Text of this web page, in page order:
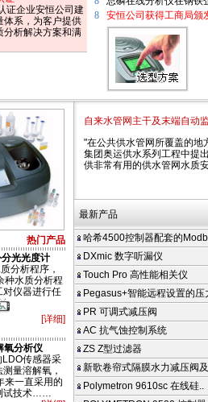
证企业安恒公司建
体系，为客户提供
分析解决方案和满
8
安恒公司获得工商局颁
热门产品
光光度计
分析程序，
种水质分析程
对仪器进行任
[详细]
氧分析仪
传感器采
量溶解氧，
来一直采用的
试技术……
自来水管网主干及末端自动
"在公共供水管网所覆盖的地
集团奥运供水系列工程中提
供非常有用的供水管网水质
最新产品
哈希4500控制器配套的
DXmic 数字听漏仪
Touch Pro 高性能相关仪
Pegasus+智能远程设置的压
PR 可调式减压阀
AC 抗气蚀控制系统
ZS Z型过滤器
新歌卷帘式隔膜水力减压阀
Polymetron 9610sc 在线硅..